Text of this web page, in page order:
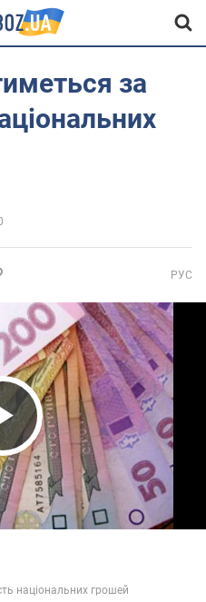
за
РУС
Video